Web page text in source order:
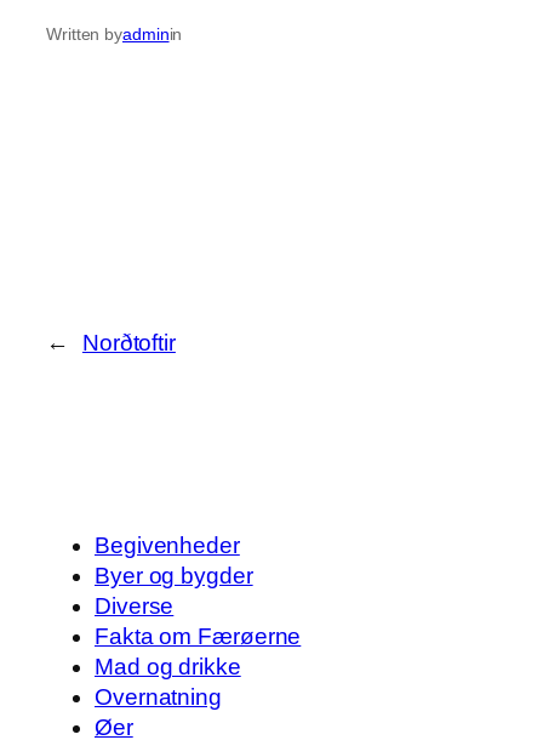
Written byadminin
← Norðtoftir
Begivenheder
Byer og bygder
Diverse
Fakta om Færøerne
Mad og drikke
Overnatning
Øer